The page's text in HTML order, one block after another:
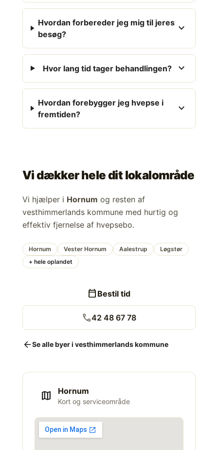
Hvordan forbereder jeg mig til jeres
besøg?
expand_more
Hvor lang tid tager behandlingen? expand_more
Hvordan forebygger jeg hvepse i
fremtiden?
expand_more
Vi dækker hele dit lokalområde
Vi hjælper i Hornum og resten af
vesthimmerlands kommune med hurtig og
effektiv fjernelse af hvepsebo.
Hornum Vester Hornum Aalestrup
Løgstør
+ hele oplandet
calendar_today Bestil tid
call42 48 67 78
arrow_backSe alle byer i vesthimmerlands kommune
map Hornum
Kort og serviceområde